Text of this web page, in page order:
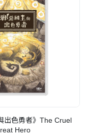
出色勇者》The Cruel
Hero